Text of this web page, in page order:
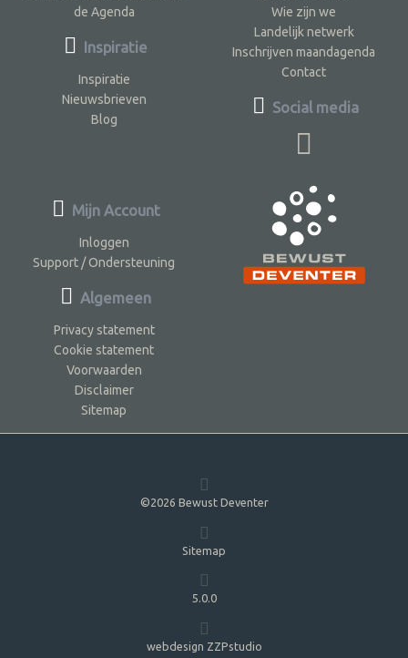
de Agenda
Inspiratie
Inspiratie
Nieuwsbrieven
Blog
Wie zijn we
Landelijk netwerk
Inschrijven maandagenda
Contact
Social media
Mijn Account
Inloggen
Support / Ondersteuning
Algemeen
Privacy statement
Cookie statement
Voorwaarden
Disclaimer
Sitemap
©2026 Bewust Deventer
Sitemap
5.0.0
webdesign ZZPstudio